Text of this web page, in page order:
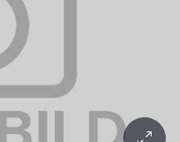
greifen auf
oder eindeutige
und unsere Partner
aufgeführten